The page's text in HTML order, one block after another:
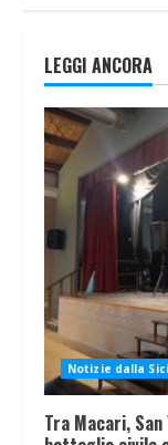
LEGGI ANCORA
Notizie dalla
Tra Macari,